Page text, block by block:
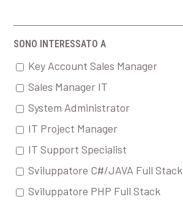
SONO INTERESSATO A
Key Account Sales Manager
Sales Manager IT
System Administrator
IT Project Manager
IT Support Specialist
Sviluppatore C#/JAVA Full Stack
Sviluppatore PHP Full Stack